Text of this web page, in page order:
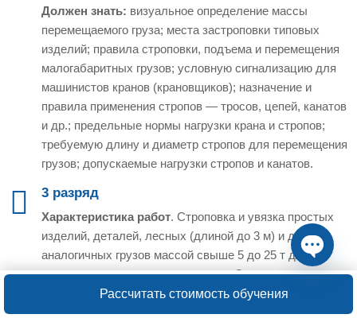
Должен знать: визуальное определение массы
перемещаемого груза; места застроповки типовых
изделий; правила строповки, подъема и перемещения
малогабаритных грузов; условную сигнализацию для
машинистов кранов (крановщиков); назначение и
правила применения стропов — тросов, цепей, канатов
и др.; предельные нормы нагрузки крана и стропов;
требуемую длину и диаметр стропов для перемещения
грузов; допускаемые нагрузки стропов и канатов.
3 разряд
Характеристика работ. Строповка и увязка простых
изделий, деталей, лесных (длиной до 3 м) и других
аналогичных грузов массой свыше 5 до 25 т для их
подъема, перемещения и укладки. Строповка и увязка
грузов средней сложности, лесных грузов (длиной
свыше 3 до 6 м), изделий, деталей и узлов с
Open
Рассчитать стоимость обучения